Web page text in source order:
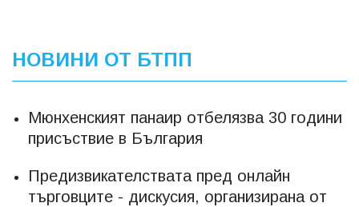
НОВИНИ ОТ БТПП
Мюнхенският панаир отбелязва 30 години
присъствие в България
Предизвикателствата пред онлайн
търговците - дискусия, организирана от